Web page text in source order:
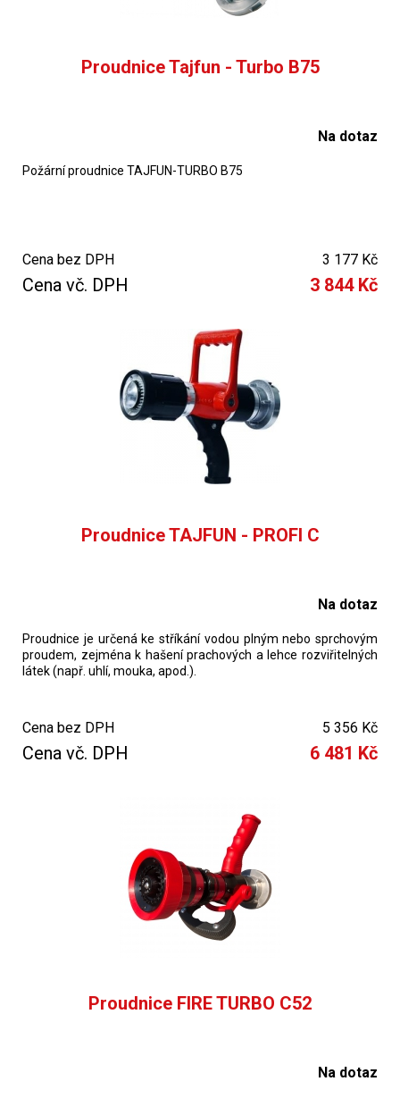
Proudnice Tajfun - Turbo B75
Na dotaz
Požární proudnice TAJFUN-TURBO B75
Cena bez DPH 3 177 Kč
Cena vč. DPH 3 844 Kč
Proudnice TAJFUN - PROFI C
Na dotaz
Proudnice je určená ke stříkání vodou plným nebo sprchovým
proudem, zejména k hašení prachových a lehce rozviřitelných
látek (např. uhlí, mouka, apod.).
Cena bez DPH 5 356 Kč
Cena vč. DPH 6 481 Kč
Proudnice FIRE TURBO C52
Na dotaz